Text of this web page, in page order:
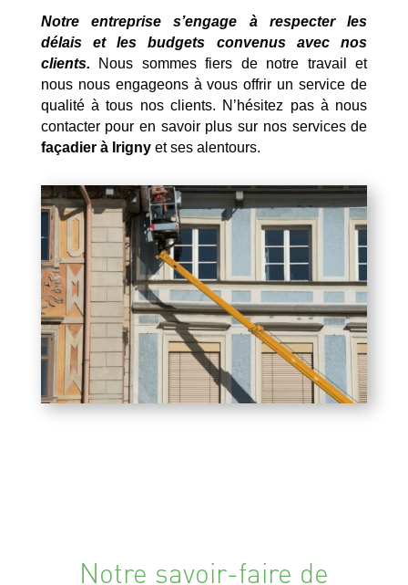
Notre entreprise s’engage à respecter les
délais et les budgets convenus avec nos
clients. Nous sommes fiers de notre travail et
nous nous engageons à vous offrir un service de
qualité à tous nos clients. N’hésitez pas à nous
contacter pour en savoir plus sur nos services de
façadier à Irignyet ses alentours.
Notre savoir-faire de